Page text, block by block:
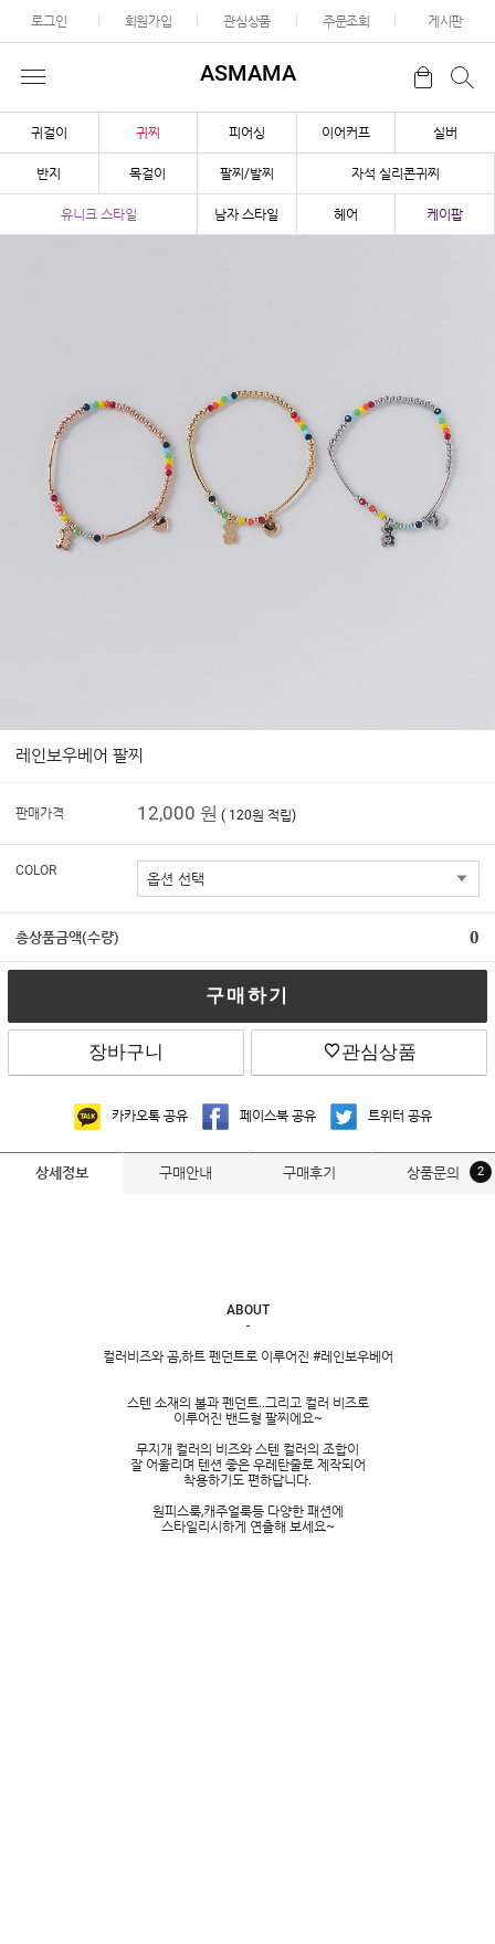
로그인 회원가입 관심상품 주문조회 게시판
ASMAMA
귀걸이 귀찌 피어싱 이어커프 실버
반지 목걸이 팔찌/발찌 자석 실리콘귀찌
유니크 스타일 남자 스타일 헤어 케이팝
레인보우베어 팔찌
판매가격 12,000 원 ( 120원 적립)
COLOR
총상품금액(수량) 0
구매하기
장바구니 관심상품
카카오톡 공유 페이스북 공유 트위터 공유
상세정보 구매안내 구매후기 2
상품문의
ABOUT
-
컬러비즈와 곰,하트 펜던트로 이루어진 #레인보우베어
스텐 소재의 볼과 펜던트..그리고 컬러 비즈로
이루어진 밴드형 팔찌에요~
무지개 컬러의 비즈와 스텐 컬러의 조합이
잘 어울리며 텐션 좋은 우레탄줄로 제작되어
착용하기도 편하답니다.
원피스룩,캐주얼룩등 다양한 패션에
스타일리시하게 연출해 보세요~